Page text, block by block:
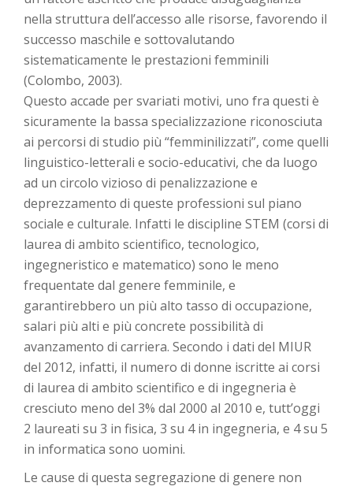
nella struttura dell’accesso alle risorse, favorendo il
successo maschile e sottovalutando
sistematicamente le prestazioni femminili
(Colombo, 2003).
Questo accade per svariati motivi, uno fra questi è
sicuramente la bassa specializzazione riconosciuta
ai percorsi di studio più “femminilizzati”, come quelli
linguistico-letterali e socio-educativi, che da luogo
ad un circolo vizioso di penalizzazione e
deprezzamento di queste professioni sul piano
sociale e culturale. Infatti le discipline STEM (corsi di
laurea di ambito scientifico, tecnologico,
ingegneristico e matematico) sono le meno
frequentate dal genere femminile, e
garantirebbero un più alto tasso di occupazione,
salari più alti e più concrete possibilità di
avanzamento di carriera. Secondo i dati del MIUR
del 2012, infatti, il numero di donne iscritte ai corsi
di laurea di ambito scientifico e di ingegneria è
cresciuto meno del 3% dal 2000 al 2010 e, tutt’oggi
2 laureati su 3 in fisica, 3 su 4 in ingegneria, e 4 su 5
in informatica sono uomini.
Le cause di questa segregazione di genere non